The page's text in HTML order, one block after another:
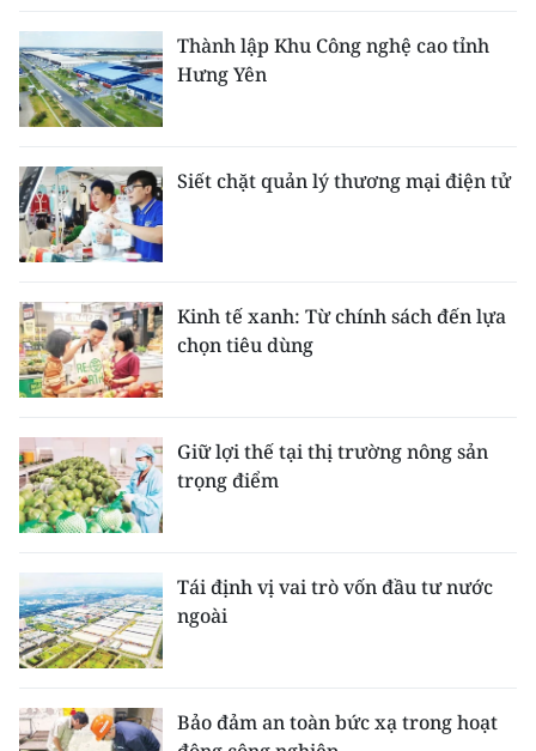
Thành lập Khu Công nghệ cao tỉnh
Hưng Yên
Siết chặt quản lý thương mại điện tử
Kinh tế xanh: Từ chính sách đến lựa
chọn tiêu dùng
Giữ lợi thế tại thị trường nông sản
trọng điểm
Tái định vị vai trò vốn đầu tư nước
ngoài
Bảo đảm an toàn bức xạ trong hoạt